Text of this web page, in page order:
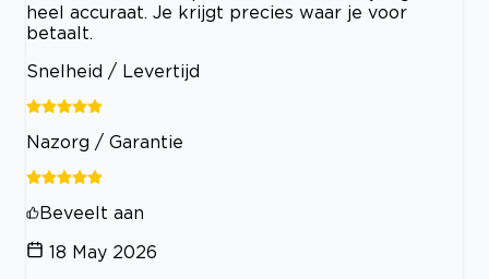
heel accuraat. Je krijgt precies waar je voor
betaalt.
Snelheid / Levertijd
Nazorg / Garantie
Beveelt aan
18 May 2026